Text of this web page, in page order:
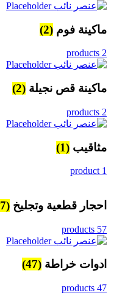
ماكينة فوم (2)
2 products
ماكينة قص نجيلة (2)
2 products
مثاقيب (1)
1 product
احجار قطعية وتجليخ (57)
57 products
ادوات خراطة (47)
47 products